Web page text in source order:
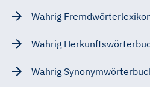
Wahrig
Wahrig
Wahrig